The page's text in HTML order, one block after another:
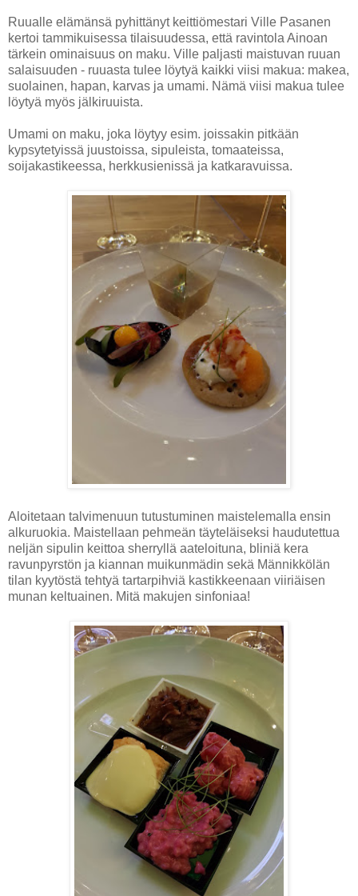
Ruualle elämänsä pyhittänyt keittiömestari Ville Pasanen
kertoi tammikuisessa tilaisuudessa, että ravintola Ainoan
tärkein ominaisuus on maku. Ville paljasti maistuvan ruuan
salaisuuden - ruuasta tulee löytyä kaikki viisi makua: makea,
suolainen, hapan, karvas ja umami. Nämä viisi makua tulee
löytyä myös jälkiruuista.
Umami on maku, joka löytyy esim. joissakin pitkään
kypsytetyissä juustoissa, sipuleista, tomaateissa,
soijakastikeessa, herkkusienissä ja katkaravuissa.
Aloitetaan talvimenuun tutustuminen maistelemalla ensin
alkuruokia. Maistellaan pehmeän täyteläiseksi haudutettua
neljän sipulin keittoa sherryllä aateloituna, bliniä kera
ravunpyrstön ja kiannan muikunmädin sekä Männikkölän
tilan kyytöstä tehtyä tartarpihviä kastikkeenaan viiriäisen
munan keltuainen. Mitä makujen sinfoniaa!